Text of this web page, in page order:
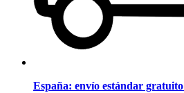
España: envío estándar gratuito